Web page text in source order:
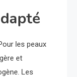
les peaux
et
Les